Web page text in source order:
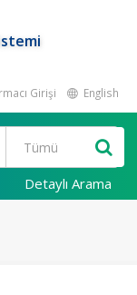
Girişi English
Detaylı Arama